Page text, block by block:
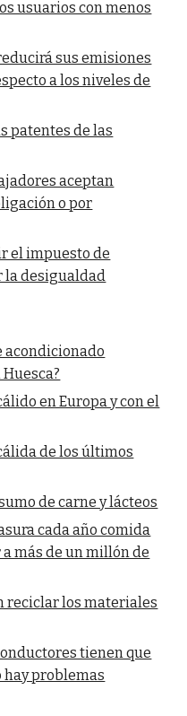
usuarios con menos
sus emisiones
a los niveles de
patentes de las
aceptan
o por
el impuesto de
la desigualdad
acondicionado
en Europa y con el
de los últimos
de carne y lácteos
cada año comida
más de un millón de
reciclar los materiales
tienen que
problemas